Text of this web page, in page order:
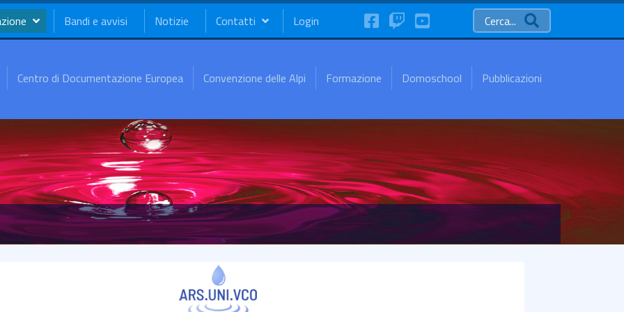
Bandi e avvisi Notizie Contatti Login FaceBookTwitchYouTube Cerca...
Centro di Documentazione Europea Convenzione delle Alpi Formazione Domoschool Pubblicazioni